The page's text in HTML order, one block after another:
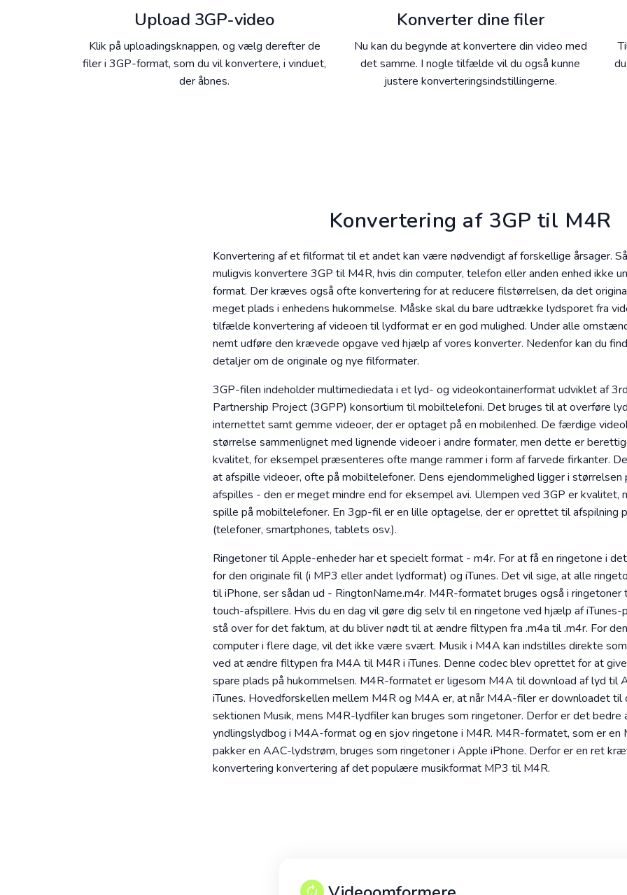
Upload 3GP-video
Klik på uploadingsknappen, og vælg derefter de
filer i 3GP-format, som du vil konvertere, i vinduet,
der åbnes.
Konverter dine filer
Nu kan du begynde at konvertere din video med
det samme. I nogle tilfælde vil du også kunne
justere konverteringsindstillingerne.
Konvertering af 3GP til M4R
Konvertering af et filformat til et andet kan være nødvendigt af forskellige årsager.
muligvis konvertere 3GP til M4R, hvis din computer, telefon eller anden enhed ikke
format. Der kræves også ofte konvertering for at reducere filstørrelsen, da det
meget plads i enhedens hukommelse. Måske skal du bare udtrække lydsporet fra
tilfælde konvertering af videoen til lydformat er en god mulighed. Under alle
nemt udføre den krævede opgave ved hjælp af vores konverter. Nedenfor kan du
detaljer om de originale og nye filformater.
3GP-filen indeholder multimediedata i et lyd- og videokontainerformat udviklet af
Partnership Project (3GPP) konsortium til mobiltelefoni. Det bruges til at overføre
internettet samt gemme videoer, der er optaget på en mobilenhed. De færdige
størrelse sammenlignet med lignende videoer i andre formater, men dette er
kvalitet, for eksempel præsenteres ofte mange rammer i form af farvede firkanter.
at afspille videoer, ofte på mobiltelefoner. Dens ejendommelighed ligger i størrelsen
afspilles - den er meget mindre end for eksempel avi. Ulempen ved 3GP er kvalitet,
spille på mobiltelefoner. En 3gp-fil er en lille optagelse, der er oprettet til afspilning
(telefoner, smartphones, tablets osv.).
Ringetoner til Apple-enheder har et specielt format - m4r. For at få en ringetone i
for den originale fil (i MP3 eller andet lydformat) og iTunes. Det vil sige, at alle
til iPhone, ser sådan ud - RingtonName.m4r. M4R-formatet bruges også i ringetoner
touch-afspillere. Hvis du en dag vil gøre dig selv til en ringetone ved hjælp af iTunes-
stå over for det faktum, at du bliver nødt til at ændre filtypen fra .m4a til .m4r. For
computer i flere dage, vil det ikke være svært. Musik i M4A kan indstilles direkte
ved at ændre filtypen fra M4A til M4R i iTunes. Denne codec blev oprettet for at
spare plads på hukommelsen. M4R-formatet er ligesom M4A til download af lyd til
iTunes. Hovedforskellen mellem M4R og M4A er, at når M4A-filer er downloadet til
sektionen Musik, mens M4R-lydfiler kan bruges som ringetoner. Derfor er det bedre
yndlingslydbog i M4A-format og en sjov ringetone i M4R. M4R-formatet, som er en
pakker en AAC-lydstrøm, bruges som ringetoner i Apple iPhone. Derfor er en ret
konvertering konvertering af det populære musikformat MP3 til M4R.